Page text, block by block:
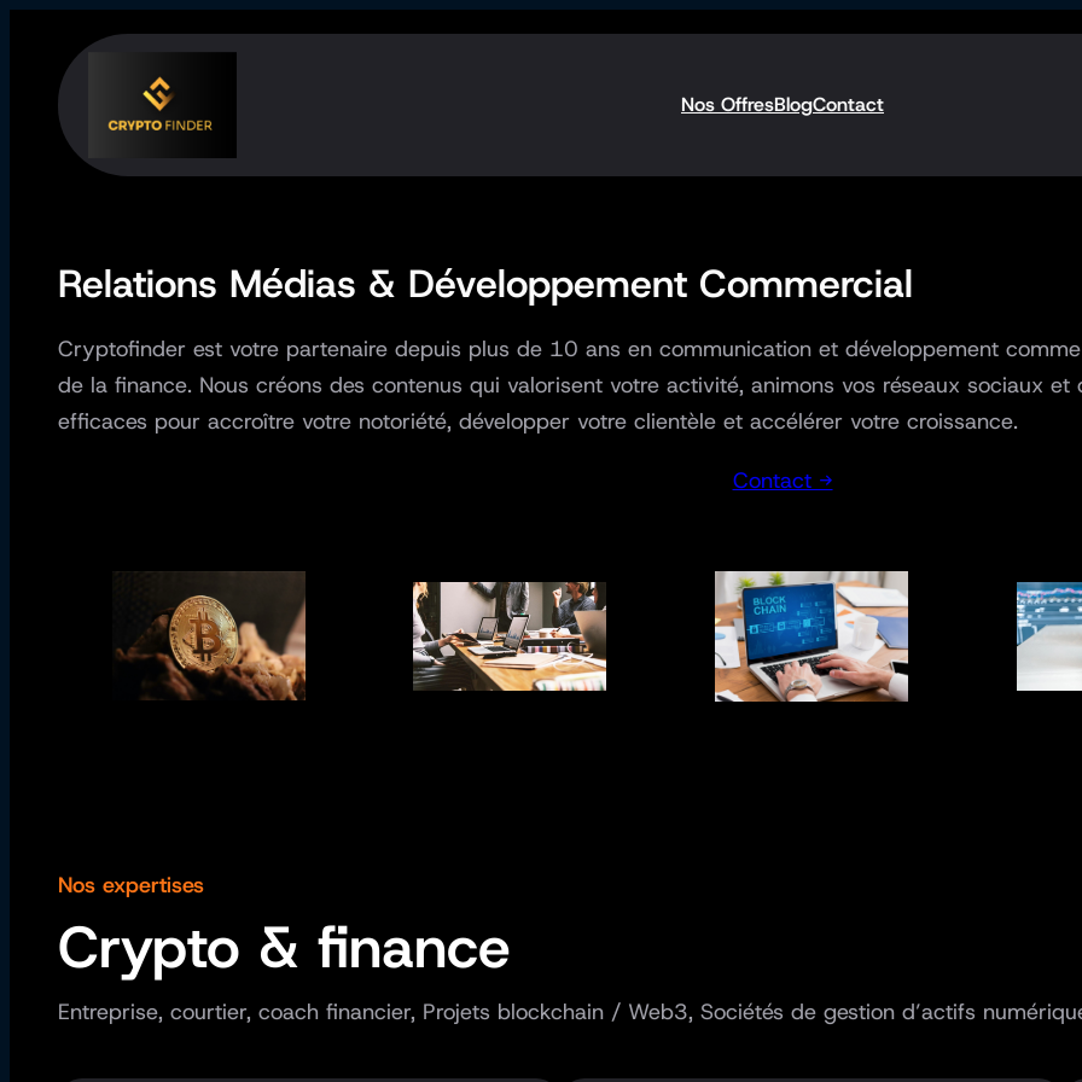
contenu
Nos OffresBlogContact
Relations Médias & Développement Commercial
Cryptofinder est votre partenaire depuis plus de 10 ans en communication et développement
de la finance. Nous créons des contenus qui valorisent votre activité, animons vos réseaux sociaux
efficaces pour accroître votre notoriété, développer votre clientèle et accélérer votre croissance.
Contact →
Nos expertises
Crypto & finance
Entreprise, courtier, coach financier, Projets blockchain / Web3, Sociétés de gestion d’actifs